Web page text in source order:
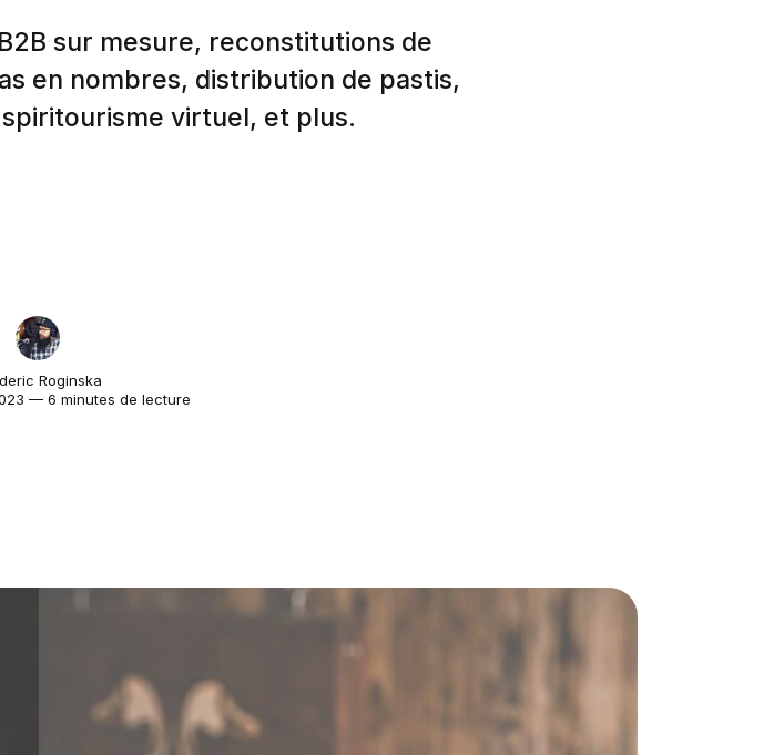
sur mesure, reconstitutions de
en nombres, distribution de pastis,
virtuel, et plus.
Roginska
— 6 minutes de lecture